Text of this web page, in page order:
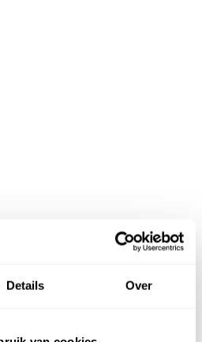
Details Over